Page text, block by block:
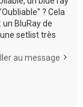
? Cela
BluRay de
setlist très
au message